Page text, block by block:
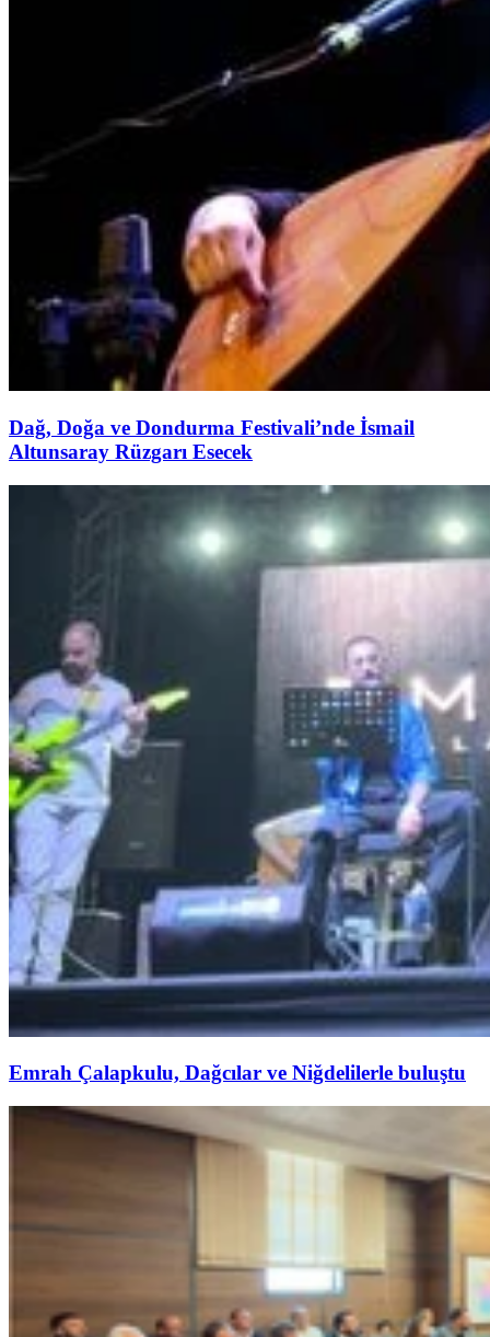
Dağ, Doğa ve Dondurma Festivali’nde İsmail
Altunsaray Rüzgarı Esecek
Emrah Çalapkulu, Dağcılar ve Niğdelilerle buluştu